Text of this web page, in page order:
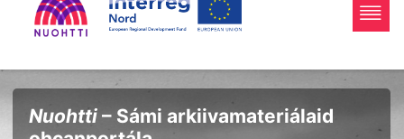
Home
Page
Interreg
Nord
Ohcan
Nuohtti – Sámi arkiivamateriálaid